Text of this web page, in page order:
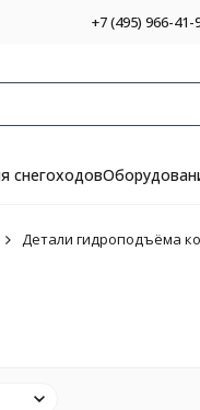
+7 (495) 966-41-
снегоходов
Детали гидроподъёма